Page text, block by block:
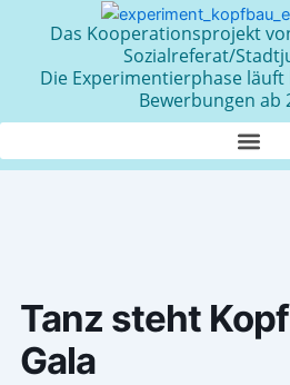
Das Kooperationsprojekt
Sozialreferat/
Die Experimentierphase läuft
Bewerbungen ab
Tanz steht
Gala